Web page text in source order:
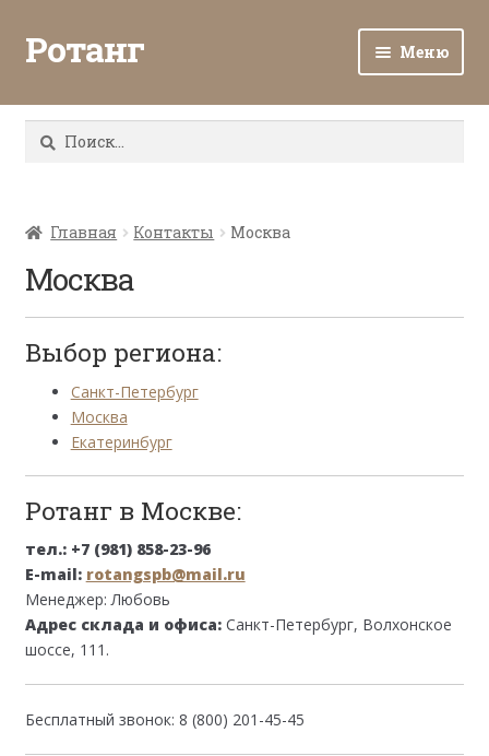
Ротанг Меню
Каталог
Все о ротанге
Контакты
Найти:
Главная Контакты Москва
Москва
Выбор региона:
Санкт-Петербург
Москва
Екатеринбург
Ротанг в Москве:
тел.: +7 (981) 858-23-96
E-mail: rotangspb@mail.ru
Менеджер: Любовь
Адрес склада и офиса:Санкт-Петербург, Волхонское
шоссе, 111.
Бесплатный звонок: 8 (800) 201-45-45